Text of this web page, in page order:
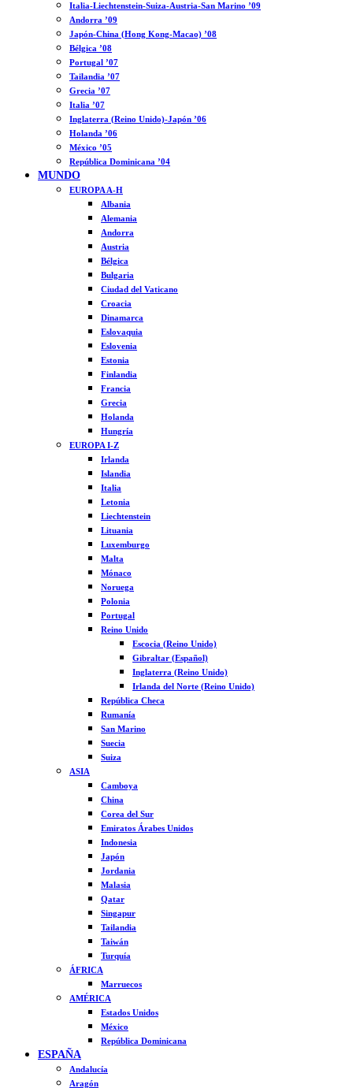
Italia-Liechtenstein-Suiza-Austria-San Marino ’09
Andorra ’09
Japón-China (Hong Kong-Macao) ’08
Bélgica ’08
Portugal ’07
Tailandia ’07
Grecia ’07
Italia ’07
Inglaterra (Reino Unido)-Japón ’06
Holanda ’06
México ’05
República Dominicana ’04
MUNDO
EUROPA A-H
Albania
Alemania
Andorra
Austria
Bélgica
Bulgaria
Ciudad del Vaticano
Croacia
Dinamarca
Eslovaquia
Eslovenia
Estonia
Finlandia
Francia
Grecia
Holanda
Hungría
EUROPA I-Z
Irlanda
Islandia
Italia
Letonia
Liechtenstein
Lituania
Luxemburgo
Malta
Mónaco
Noruega
Polonia
Portugal
Reino Unido
Escocia (Reino Unido)
Gibraltar (Español)
Inglaterra (Reino Unido)
Irlanda del Norte (Reino Unido)
República Checa
Rumanía
San Marino
Suecia
Suiza
ASIA
Camboya
China
Corea del Sur
Emiratos Árabes Unidos
Indonesia
Japón
Jordania
Malasia
Qatar
Singapur
Tailandia
Taiwán
Turquía
ÁFRICA
Marruecos
AMÉRICA
Estados Unidos
México
República Dominicana
ESPAÑA
Andalucía
Aragón